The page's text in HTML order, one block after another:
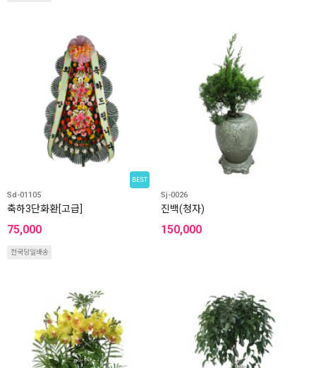
BEST
Sd-01105
축하3단화환[고급]
75,000
전국당일배송
Sj-0026
진백(청자)
150,000